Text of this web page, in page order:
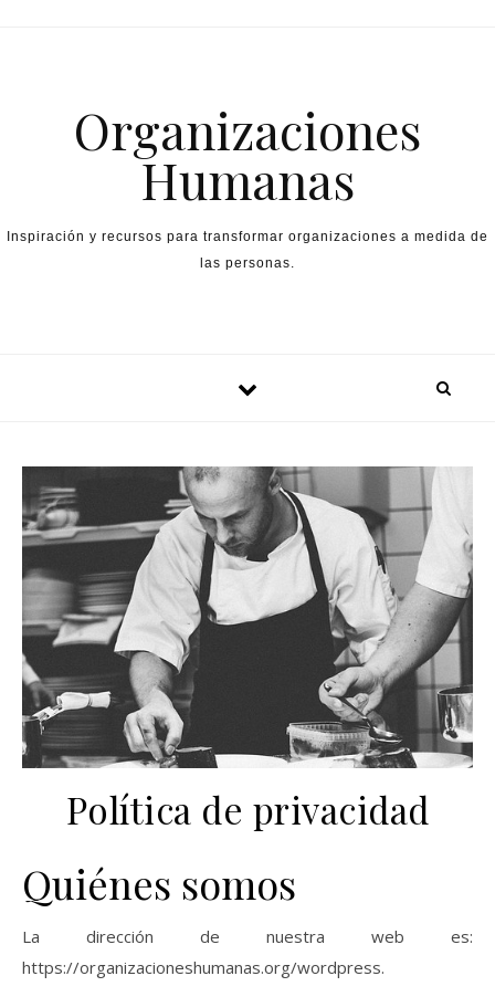
Organizaciones
Humanas
Inspiración y recursos para transformar organizaciones a medida de
las personas.
Política de privacidad
Quiénes somos
La dirección de nuestra web es:
https://organizacioneshumanas.org/wordpress.